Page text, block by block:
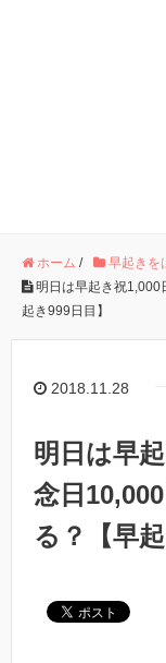
ホーム / 早起きを
明日は早起き祝1,000
起き999日目】
2018.11.28
明日は早
念日
る？【早